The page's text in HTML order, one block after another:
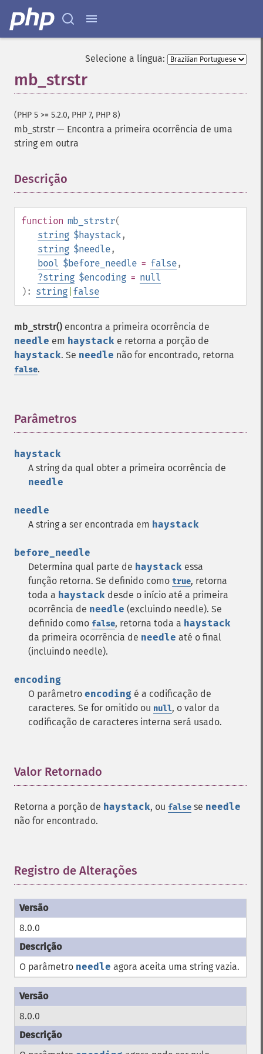
Selecione a língua:
mb_strstr
(PHP 5 >= 5.2.0, PHP 7, PHP 8)
mb_strstr — Encontra a primeira ocorrência de uma
string em outra
Descrição
function mb_strstr(
string $haystack,
string $needle,
bool $before_needle = false,
?string $encoding = null
): string false
mb_strstr() encontra a primeira ocorrência de
needle em haystack e retorna a porção de
haystack. Se needle não for encontrado, retorna
false.
Parâmetros
haystack
A string da qual obter a primeira ocorrência de
needle
needle
A string a ser encontrada em haystack
before_needle
Determina qual parte de haystack essa
função retorna. Se definido como true, retorna
toda a haystack desde o início até a primeira
ocorrência de needle (excluindo needle). Se
definido como false, retorna toda a haystack
da primeira ocorrência de needle até o final
(incluindo needle).
encoding
O parâmetro encoding é a codificação de
caracteres. Se for omitido ou null, o valor da
codificação de caracteres interna será usado.
Valor Retornado
Retorna a porção de haystack, ou false se needle
não for encontrado.
Registro de Alterações
8.0.0
O parâmetro needle agora aceita uma string vazia.
8.0.0